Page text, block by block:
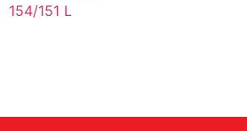
154/151 L